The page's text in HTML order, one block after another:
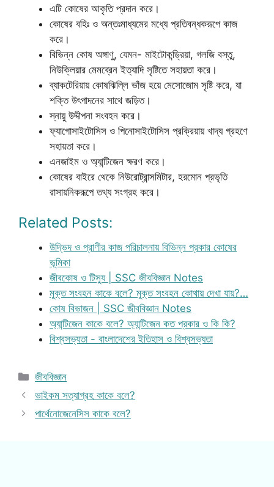
এটি কোষের আকৃতি প্রদান করে।
কোষের বহিঃ ও অন্তঃমাধ্যমের মধ্যে প্রতিবন্ধকরূপে কাজ
করে।
বিভিন্ন কোষ অঙ্গাণু, যেমন- মাইটোকন্ড্রিয়া, গলজি বস্তু,
নিউক্লিয়ার মেমব্রেন ইত্যাদি সৃষ্টিতে সহায়তা করে।
ব্যাকটেরিয়ায় কোষঝিল্লি ভাঁজ হয়ে মেসোজোম সৃষ্টি করে, যা
শক্তি উৎপাদনের সাথে জড়িত।
স্নায়ু উদ্দীপনা সংবহন করে।
ফ্যাগোসাইটোসিস ও পিনোসাইটোসিস প্রক্রিয়ায় খাদ্য গ্রহণে
সহায়তা করে।
এনজাইম ও অ্যান্টিজেন ক্ষরণ করে।
কোষের বাইরে থেকে নিউরোট্রান্সমিটার, হরমোন প্রভৃতি
রাসায়নিকরূপে তথ্য সংগ্রহ করে।
Related Posts:
উদ্ভিদ ও প্রাণীর কাজ পরিচালনায় বিভিন্ন প্রকার কোষের
ভূমিকা
জীবকোষ ও টিস্যু | SSC জীববিজ্ঞান Notes
মুক্ত সংবহন কাকে বলে? মুক্ত সংবহন কোথায় দেখা যায়?…
কোষ বিভাজন | SSC জীববিজ্ঞান Notes
অ্যান্টিজেন কাকে বলে? অ্যান্টিজেন কত প্রকার ও কি কি?
বিশ্বসভ্যতা - বাংলাদেশের ইতিহাস ও বিশ্বসভ্যতা
Categories
জীববিজ্ঞান
ভাইকম সত্যাগ্রহ কাকে বলে?
পার্থেনোজেনেসিস কাকে বলে?